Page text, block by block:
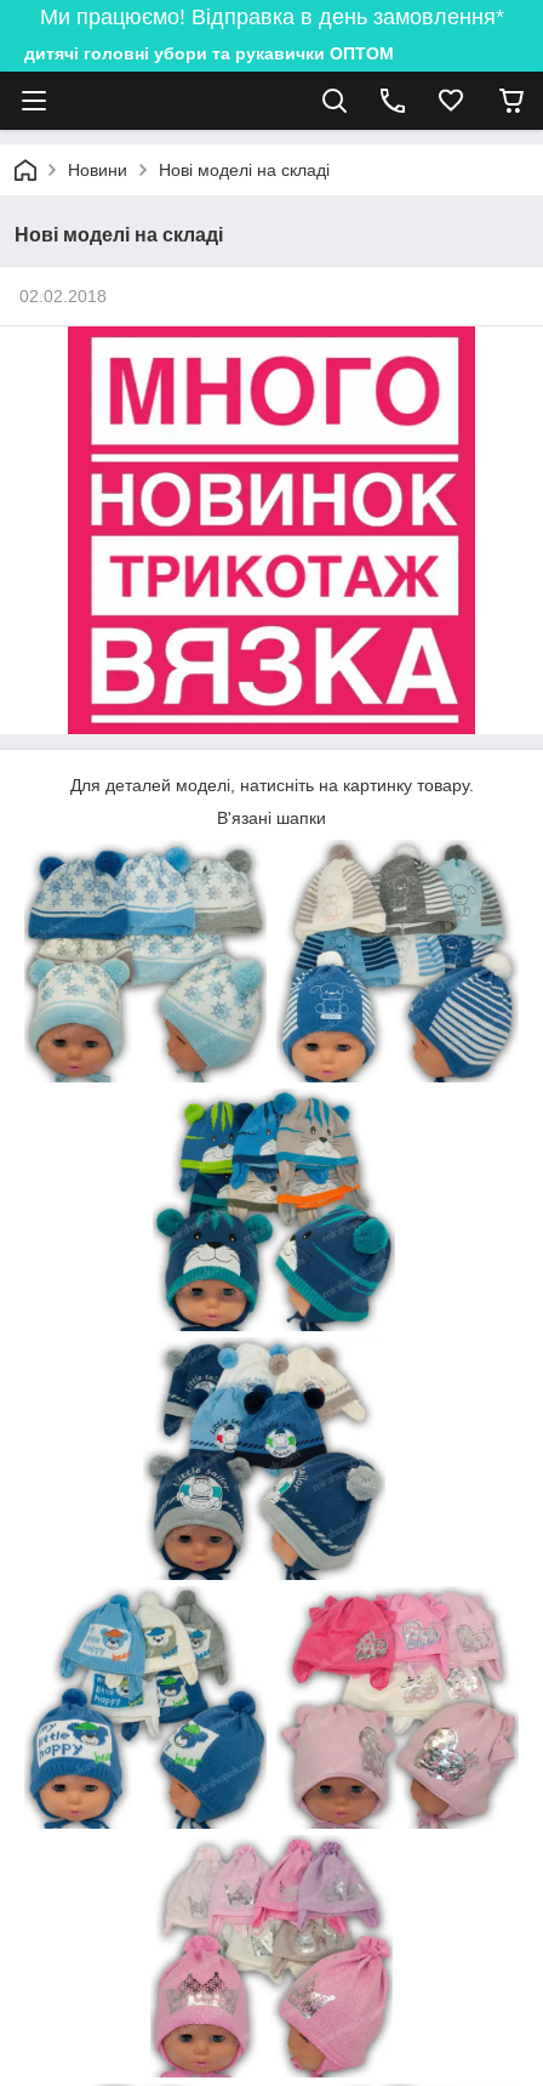
Ми працюємо! Відправка в день замовлення*
дитячі головні убори та рукавички ОПТОМ
Новини Нові моделі на складі
Нові моделі на складі
02.02.2018
Для деталей моделі, натисніть на картинку товару.
В'язані шапки